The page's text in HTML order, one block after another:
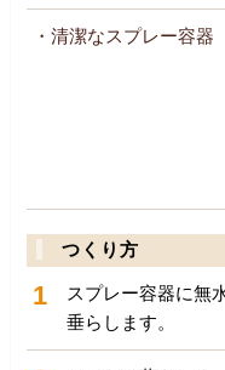
・清潔なスプレー容器
つくり方
1
スプレー容器に無
垂らします。